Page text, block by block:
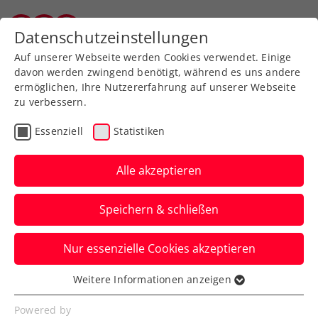
Turniere
Erste Bank Open: Thiem
freut sich „auf die
positive Energie der
Fans“
Der US-Open-Sieger von 2020 blickt
seinem Start beim ATP-500-Heimturnier
in Wien guter Dinge entgegen.
Datenschutzeinstellungen
Auf unserer Webseite werden Cookies verwendet. Einige
davon werden zwingend benötigt, während es uns andere
ermöglichen, Ihre Nutzererfahrung auf unserer Webseite
zu verbessern.
Essenziell Statistiken
Alle akzeptieren
Speichern & schließen
Nur essenzielle Cookies akzeptieren
Essenziell
Essenzielle Cookies werden für grundlegende
Weitere Informationen anzeigen
Powered by